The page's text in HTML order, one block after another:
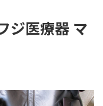
ジ医療器 マ